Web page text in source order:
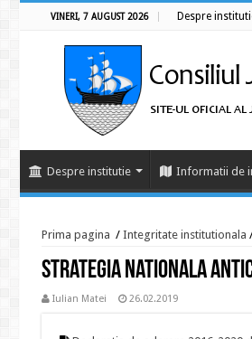
VINERI, 7 AUGUST 2026 Despre
Despre institutie Informatii de
Prima pagina / Integritate institutionala
Strategia Nationala
Iulian Matei 26.02.2019